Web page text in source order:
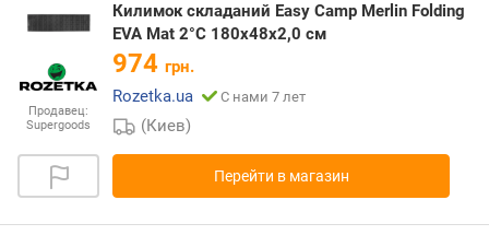
Продавец:
Supergoods
Килимок складаний Easy Camp Merlin Folding
EVA Mat 2°C 180x48x2,0 см
974 грн.
Rozetka.ua
С нами 7 лет
(Киев)
Перейти в магазин